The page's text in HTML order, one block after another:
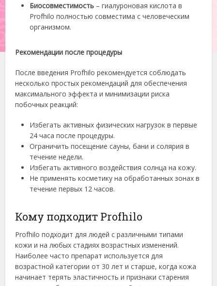
Биосовместимость – гиалуроновая кислота в
Profhilo полностью совместима с человеческим
организмом.
Рекомендации после процедуры
После введения Profhilo рекомендуется соблюдать
несколько простых рекомендаций для обеспечения
максимального эффекта и минимизации риска
побочных реакций:
Избегать активных физических нагрузок в первые
24 часа после процедуры.
Ограничить посещение сауны, бани и солярия в
течение недели.
Избегать активного воздействия солнца на кожу.
Не применять косметику на обработанных зонах в
течение первых 12 часов.
Кому подходит Profhilo
Profhilo подходит для людей с различными типами
кожи и на любых стадиях возрастных изменений.
Наиболее часто препарат используется для
возрастной категории от 30 лет и старше, когда кожа
начинает терять эластичность и признаки старения